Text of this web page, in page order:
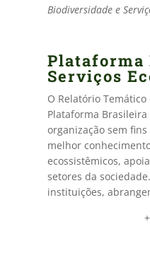
Biodiversidade e
Plataforma
Serviços
O Relatório
Plataforma Brasileira
organização sem
melhor
ecossistêmicos,
setores da
instituições,
+